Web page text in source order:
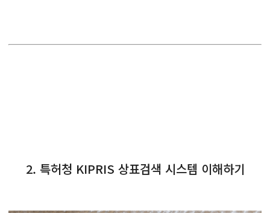
2. 특허청 KIPRIS 상표검색 시스템 이해하기